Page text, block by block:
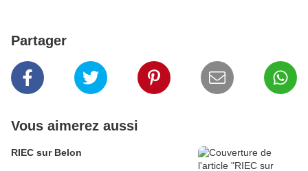
Partager
Vous aimerez aussi
RIEC sur Belon